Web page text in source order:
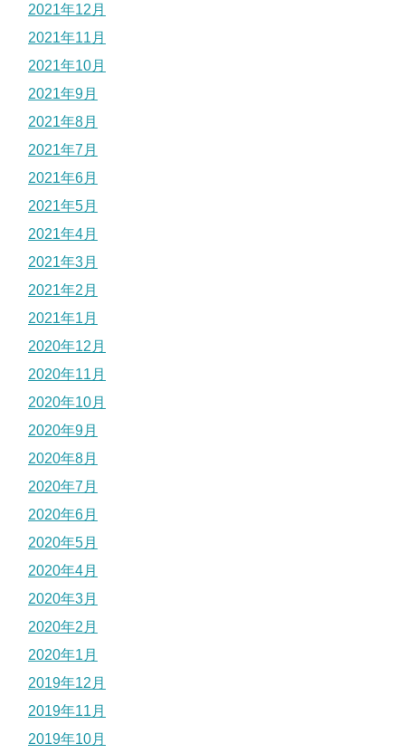
2021年12月
2021年11月
2021年10月
2021年9月
2021年8月
2021年7月
2021年6月
2021年5月
2021年4月
2021年3月
2021年2月
2021年1月
2020年12月
2020年11月
2020年10月
2020年9月
2020年8月
2020年7月
2020年6月
2020年5月
2020年4月
2020年3月
2020年2月
2020年1月
2019年12月
2019年11月
2019年10月